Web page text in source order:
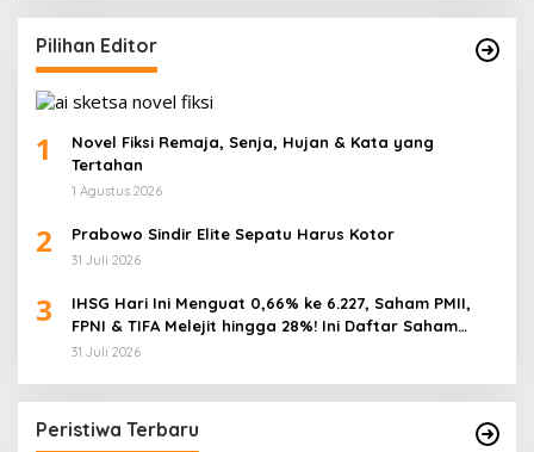
Pilihan Editor
1
Novel Fiksi Remaja, Senja, Hujan & Kata yang
Tertahan
1 Agustus 2026
2 Prabowo Sindir Elite Sepatu Harus Kotor
31 Juli 2026
3
IHSG Hari Ini Menguat 0,66% ke 6.227, Saham PMII,
FPNI & TIFA Melejit hingga 28%! Ini Daftar Saham
Paling Cuan & Volume Tertinggi 31 Juli 2026
31 Juli 2026
Peristiwa Terbaru